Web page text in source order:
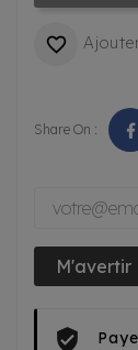

Share On :
M'avertir